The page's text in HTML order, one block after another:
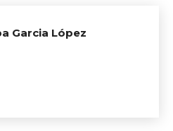
Garcia López